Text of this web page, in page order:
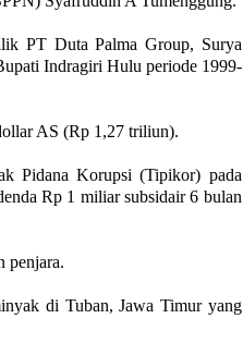
PT Duta Palma Group, Surya
Indragiri Hulu periode 1999-
AS (Rp 1,27 triliun).
Pidana Korupsi (Tipikor) pada
Rp 1 miliar subsidair 6 bulan
penjara.
di Tuban, Jawa Timur yang